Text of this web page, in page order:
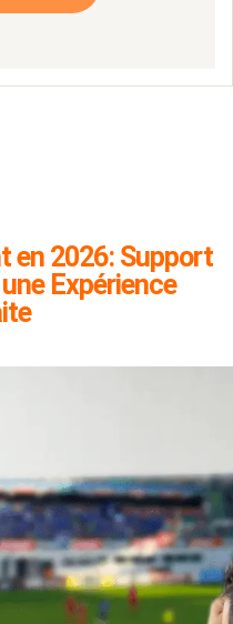
en 2026: Support
Expérience